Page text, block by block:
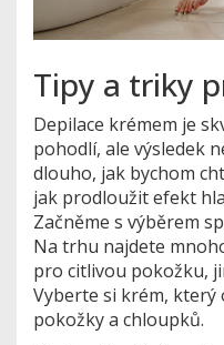
Tipy a triky
Depilace krémem je
pohodlí, ale výsledek
dlouho, jak bychom
jak prodloužit efekt
Začněme s výběrem
Na trhu najdete
pro citlivou pokožku,
Vyberte si krém, který
pokožky a chloupků.